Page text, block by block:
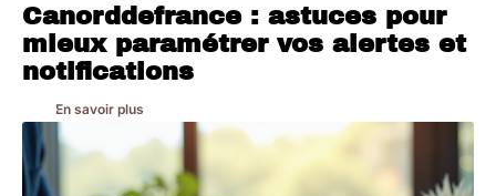
Canorddefrance : astuces pour
mieux paramétrer vos alertes et
notifications
En savoir plus